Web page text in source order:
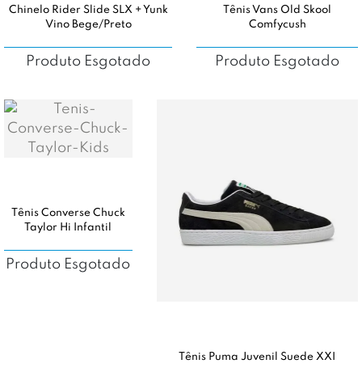
Chinelo Rider Slide SLX + Yunk
Vino Bege/Preto
Produto Esgotado
Tênis Vans Old Skool
Comfycush
Produto Esgotado
Tênis Converse Chuck
Taylor Hi Infantil
Produto Esgotado
Tênis Puma Juvenil Suede XXI